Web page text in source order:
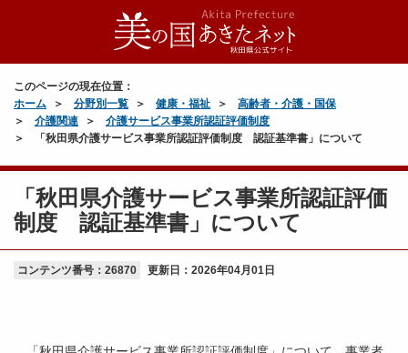
このページの現在位置：
ホーム
分野別一覧 健康・福祉
高齢者・介護・国保
介護関連
介護サービス事業所認証評価制度
「秋田県介護サービス事業所認証評価制度 認証基準書」について
「秋田県介護サービス事業所認証評価
制度 認証基準書」について
コンテンツ番号：26870 更新日： 2026年04月01日